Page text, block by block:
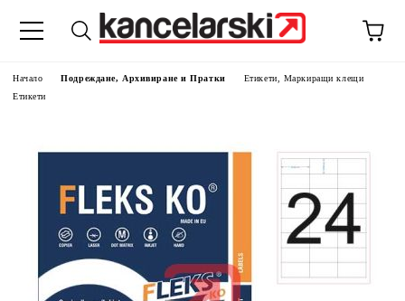
Начало Подреждане, Архивиране и Пратки
Етикети, Маркиращи клещи
Етикети